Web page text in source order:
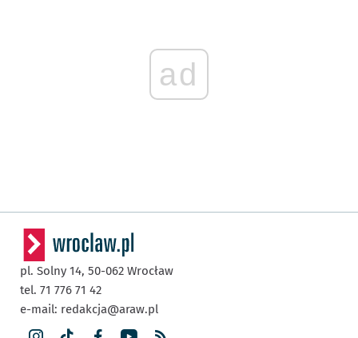
ad
pl. Solny 14, 50-062 Wrocław
tel. 71 776 71 42
e-mail: redakcja@araw.pl